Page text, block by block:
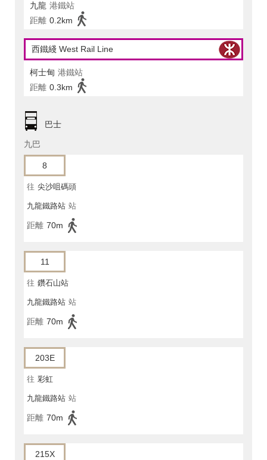
九龍 港鐵站
距離 0.2km
西鐵綫 West Rail Line
柯士甸 港鐵站
距離 0.3km
巴士
九巴
8
往 尖沙咀碼頭
九龍鐵路站 站
距離 70m
11
往 鑽石山站
九龍鐵路站 站
距離 70m
203E
往 彩虹
九龍鐵路站 站
距離 70m
215X